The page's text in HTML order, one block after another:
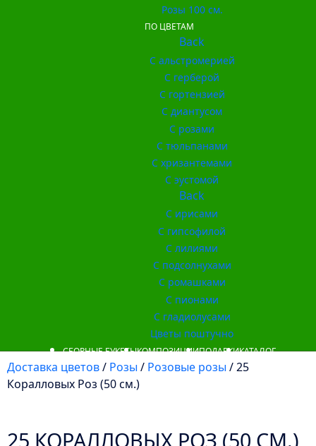
Розы 100 см.
ПО ЦВЕТАМ
Back
С альстромерией
С герберой
С гортензией
С диантусом
С розами
С тюльпанами
С хризантемами
С эустомой
Back
С ирисами
С гипсофилой
С лилиями
С подсолнухами
С ромашками
С пионами
С гладиолусами
Цветы поштучно
СБОРНЫЕ БУКЕТЫКОМПОЗИЦИИПОДАРКИКАТАЛОГ
Доставка цветов/ Розы / Розовые розы / 25
Коралловых Роз (50 см.)
25 КОРАЛЛОВЫХ РОЗ (50 СМ.)